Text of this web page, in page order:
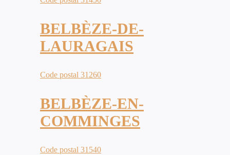
BELBÈZE-DE-
LAURAGAIS
Code postal 31260
BELBÈZE-EN-
COMMINGES
Code postal 31540